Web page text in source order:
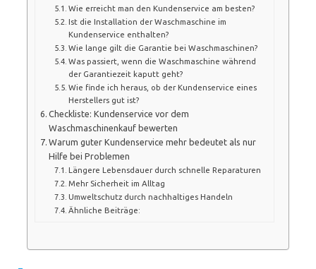
Wie erreicht man den Kundenservice am besten?
Ist die Installation der Waschmaschine im
Kundenservice enthalten?
Wie lange gilt die Garantie bei Waschmaschinen?
Was passiert, wenn die Waschmaschine während
der Garantiezeit kaputt geht?
Wie finde ich heraus, ob der Kundenservice eines
Herstellers gut ist?
Checkliste: Kundenservice vor dem
Waschmaschinenkauf bewerten
Warum guter Kundenservice mehr bedeutet als nur
Hilfe bei Problemen
Längere Lebensdauer durch schnelle Reparaturen
Mehr Sicherheit im Alltag
Umweltschutz durch nachhaltiges Handeln
Ähnliche Beiträge: